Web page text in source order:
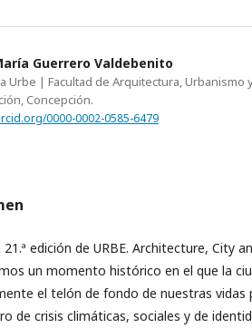
Guerrero Valdebenito
Urbe | Facultad de Arquitectura, Urbanismo
Concepción.
0000-0002-0585-6479
21.ª edición de URBE. Architecture, City
un momento histórico en el que la
el telón de fondo de nuestras vidas
de crisis climáticas, sociales y de